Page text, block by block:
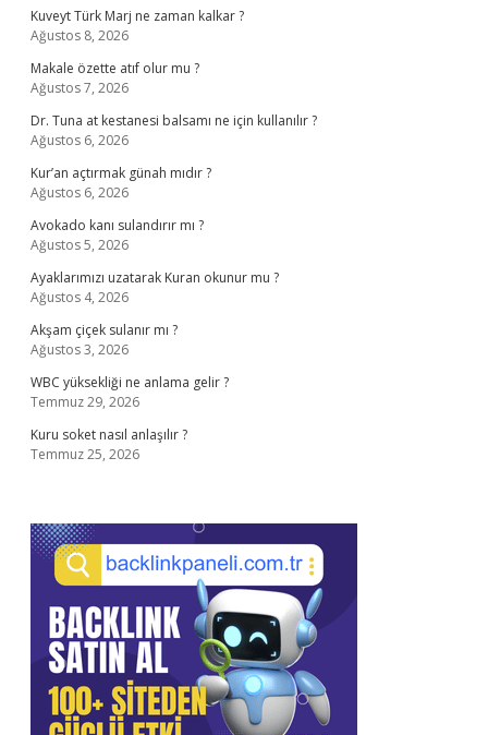
Kuveyt Türk Marj ne zaman kalkar ?
Ağustos 8, 2026
Makale özette atıf olur mu ?
Ağustos 7, 2026
Dr. Tuna at kestanesi balsamı ne için kullanılır ?
Ağustos 6, 2026
Kur’an açtırmak günah mıdır ?
Ağustos 6, 2026
Avokado kanı sulandırır mı ?
Ağustos 5, 2026
Ayaklarımızı uzatarak Kuran okunur mu ?
Ağustos 4, 2026
Akşam çiçek sulanır mı ?
Ağustos 3, 2026
WBC yüksekliği ne anlama gelir ?
Temmuz 29, 2026
Kuru soket nasıl anlaşılır ?
Temmuz 25, 2026